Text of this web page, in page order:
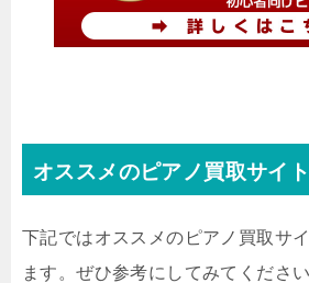
オススメのピアノ買取サイト
下記ではオススメのピアノ買取サ
ます。ぜひ参考にしてみてください